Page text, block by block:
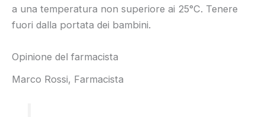
a una temperatura non superiore ai 25°C. Tenere
fuori dalla portata dei bambini.
Opinione del farmacista
Marco Rossi, Farmacista